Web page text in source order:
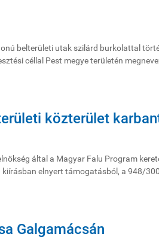
belterületi utak szilárd burkolattal
céllal Pest megye területén
közterület
által a Magyar Falu Program
elnyert támogatásból, a 948/
Galgamácsán